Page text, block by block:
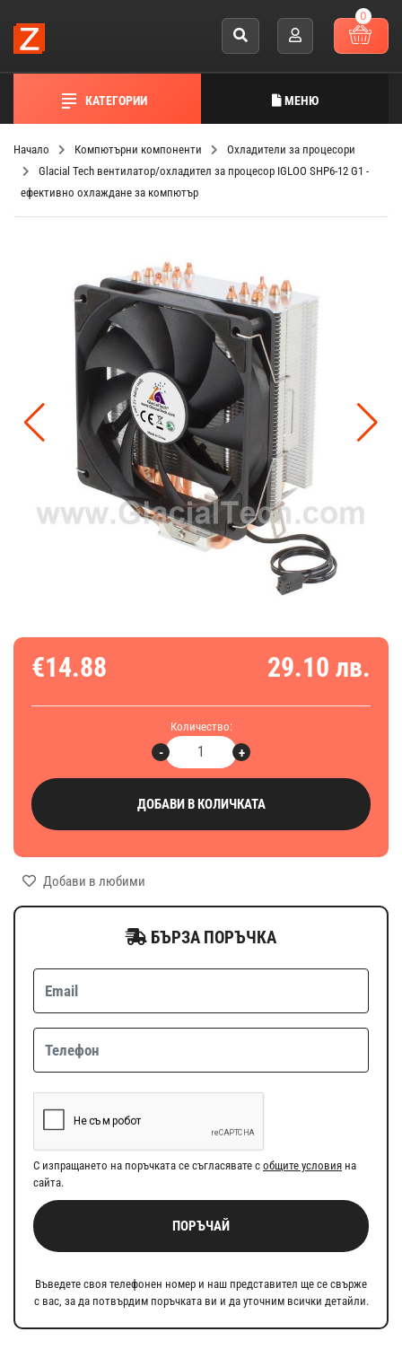
0
КАТЕГОРИИ МЕНЮ
Начало Компютърни компоненти
Охладители за процесори
Glacial Tech вентилатор/охладител за процесор IGLOO SHP6-12 G1 -
ефективно охлаждане за компютър
€14.88 29.10 лв.
Количество:
+
-
ДОБАВИ В КОЛИЧКАТА
Добави в любими
БЪРЗА ПОРЪЧКА
С изпращането на поръчката се съгласявате с общите условия на
сайта.
ПОРЪЧАЙ
Въведете своя телефонен номер и наш представител ще се свърже
с вас, за да потвърдим поръчката ви и да уточним всички детайли.